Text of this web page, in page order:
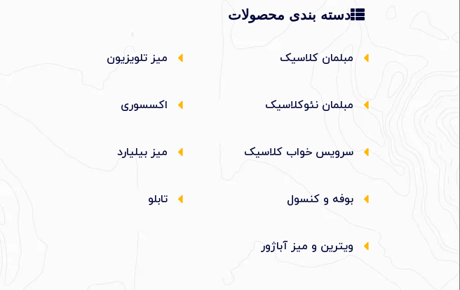
دسته بندی محصولات
مبلمان کلاسیک
مبلمان نئوکلاسیک
سرویس خواب کلاسیک
بوفه و کنسول
ویترین و میز آباژور
میز تلویزیون
اکسسوری
میز بیلیارد
تابلو